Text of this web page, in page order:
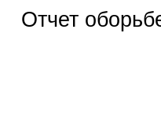
Отчет